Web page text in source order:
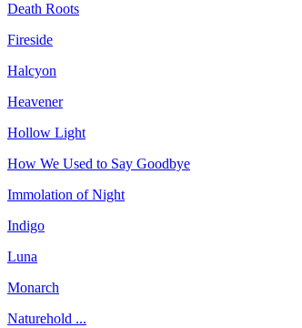
Death Roots
Fireside
Halcyon
Heavener
Hollow Light
How We Used to Say Goodbye
Immolation of Night
Indigo
Luna
Monarch
Naturehold ...